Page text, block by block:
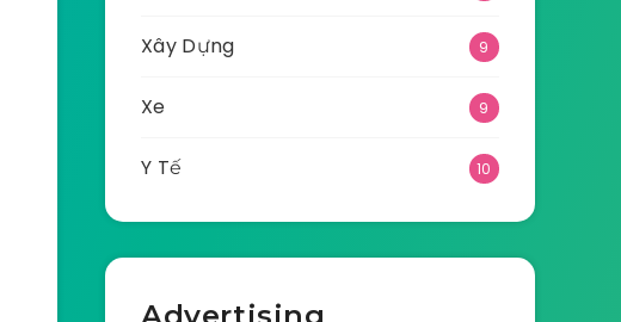
Xây Dựng 9
Xe 9
Y Tế 10